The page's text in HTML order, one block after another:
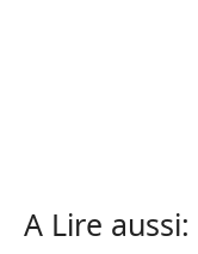
A Lire aussi: